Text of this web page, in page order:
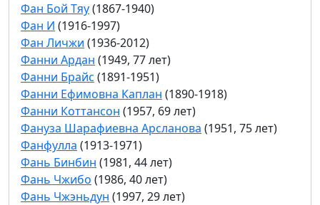
Фан Бой Тяу(1867-1940)
Фан И (1916-1997)
Фан Личжи (1936-2012)
Фанни Ардан (1949, 77 лет)
Фанни Брайс (1891-1951)
Фанни Ефимовна Каплан (1890-1918)
Фанни Коттансон (1957, 69 лет)
Фануза Шарафиевна Арсланова (1951, 75 лет)
Фанфулла (1913-1971)
Фань Бинбин (1981, 44 лет)
Фань Чжибо (1986, 40 лет)
Фань Чжэньдун (1997, 29 лет)